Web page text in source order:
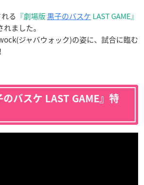
る 『劇場版黒子のバスケ LAST GAME』
ました。
ジャバウォック)の姿に、試合に臨む
のバスケ LAST GAME』特